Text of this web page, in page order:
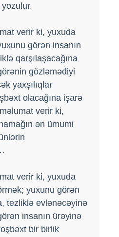
verir ki, yuxuda
görən insanın
qarşılaşacağına
gözləmədiyi
yaxşılıqlar
olacağına işarə
məlumat verir ki,
ən ümumi
verir ki, yuxuda
yuxunu görən
tezliklə evlənəcəyinə
insanın ürəyinə
bir birlik